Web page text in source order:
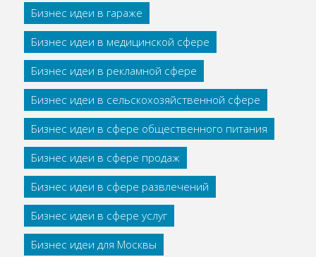
Бизнес идеи в гараже
Бизнес идеи в медицинской сфере
Бизнес идеи в рекламной сфере
Бизнес идеи в сельскохозяйственной сфере
Бизнес идеи в сфере общественного питания
Бизнес идеи в сфере продаж
Бизнес идеи в сфере развлечений
Бизнес идеи в сфере услуг
Бизнес идеи для Москвы